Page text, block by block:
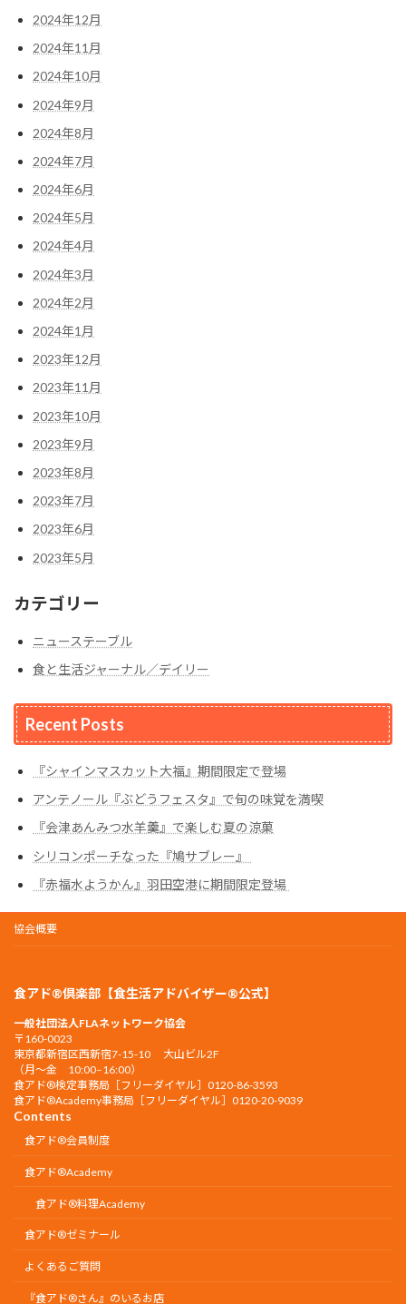
2024年12月
2024年11月
2024年10月
2024年9月
2024年8月
2024年7月
2024年6月
2024年5月
2024年4月
2024年3月
2024年2月
2024年1月
2023年12月
2023年11月
2023年10月
2023年9月
2023年8月
2023年7月
2023年6月
2023年5月
カテゴリー
ニューステーブル
食と生活ジャーナル／デイリー
Recent Posts
『シャインマスカット大福』期間限定で登場
アンテノール『ぶどうフェスタ』で旬の味覚を満喫
『会津あんみつ水羊羹』で楽しむ夏の涼菓
シリコンポーチなった『鳩サブレー』
『赤福水ようかん』羽田空港に期間限定登場
協会概要
食アド®倶楽部【食生活アドバイザー®公式】
一般社団法人FLAネットワーク協会
〒160-0023
東京都新宿区西新宿7-15-10 大山ビル2F
（月〜金 10:00–16:00）
食アド®︎検定事務局［フリーダイヤル］0120-86-3593
食アド®︎Academy事務局［フリーダイヤル］0120-20-9039
Contents
食アド®会員制度
食アド®︎Academy
食アド®︎料理Academy
食アド®ゼミナール
よくあるご質問
『食アド®︎さん』のいるお店